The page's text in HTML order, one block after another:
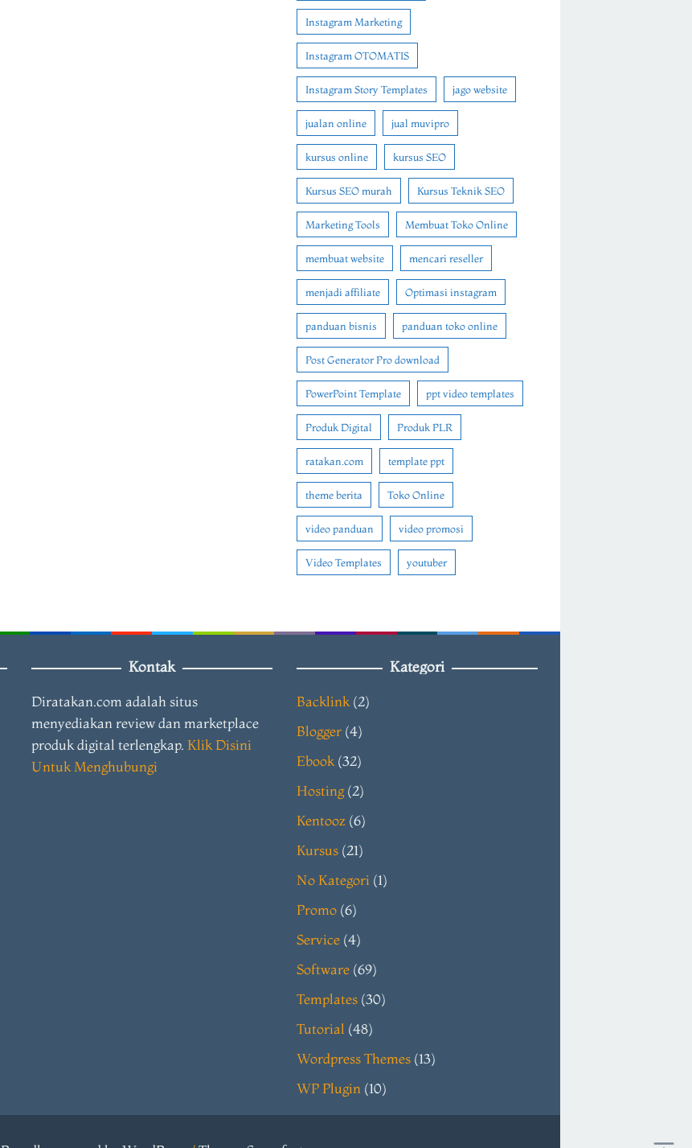
Instagram Marketing
Instagram OTOMATIS
Instagram Story Templates jago website
jualan online jual muvipro
kursus online kursus SEO
Kursus SEO murah Kursus Teknik SEO
Marketing Tools Membuat Toko Online
membuat website mencari reseller
menjadi affiliate Optimasi instagram
panduan bisnis panduan toko online
Post Generator Pro download
PowerPoint Template ppt video templates
Produk Digital Produk PLR
ratakan.com template ppt
theme berita Toko Online
video panduan video promosi
Video Templates youtuber
Kontak
Diratakan.com adalah situs
menyediakan review dan marketplace
produk digital terlengkap. Klik Disini
Untuk Menghubungi
Kategori
Backlink (2)
Blogger (4)
Ebook (32)
Hosting(2)
Kentooz (6)
Kursus (21)
No Kategori (1)
Promo (6)
Service (4)
Software (69)
Templates (30)
Tutorial (48)
Wordpress Themes (13)
WP Plugin (10)